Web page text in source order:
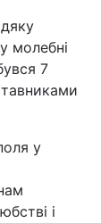
молебні
7
у
і